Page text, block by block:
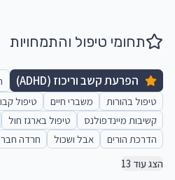
תחומי טיפול והתמחויות
הפרעת קשב וריכוז (ADHD)
טיפול בהורות
משברי חיים טיפול
קשיבות מיינדפולנס
טיפול בארגז חול
הדרכת הורים
אבל ושכול
חרדה
הצג עוד 13